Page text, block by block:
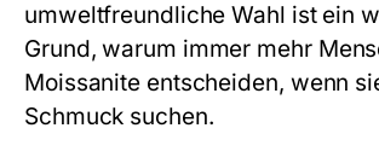
umweltfreundliche Wahl ist ein
Grund, warum immer mehr
Moissanite entscheiden, wenn
Schmuck suchen.